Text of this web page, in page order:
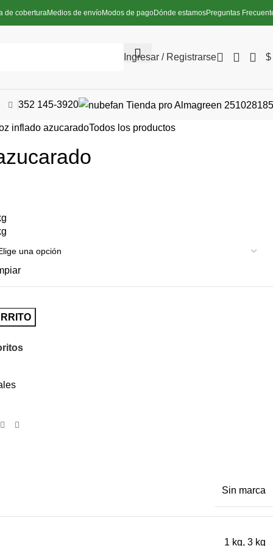
de coberturaMedios de envíoModos de pagoDónde estamosPreguntas
Ingresar / Registrarse $
352 145-3920
inflado azucaradoTodos los productos
Sin marca
1 kg, 3 kg